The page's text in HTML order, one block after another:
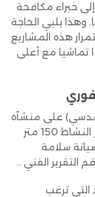
خبراء مكافحة
وهذا يلبي الحاجة
هذه المشاريع
تماشيا مع أعلى
فوري
على منشآه
في حال تجاوز النشاط 150 متر
سلامة
التقرير الفني ..
التي ترغب